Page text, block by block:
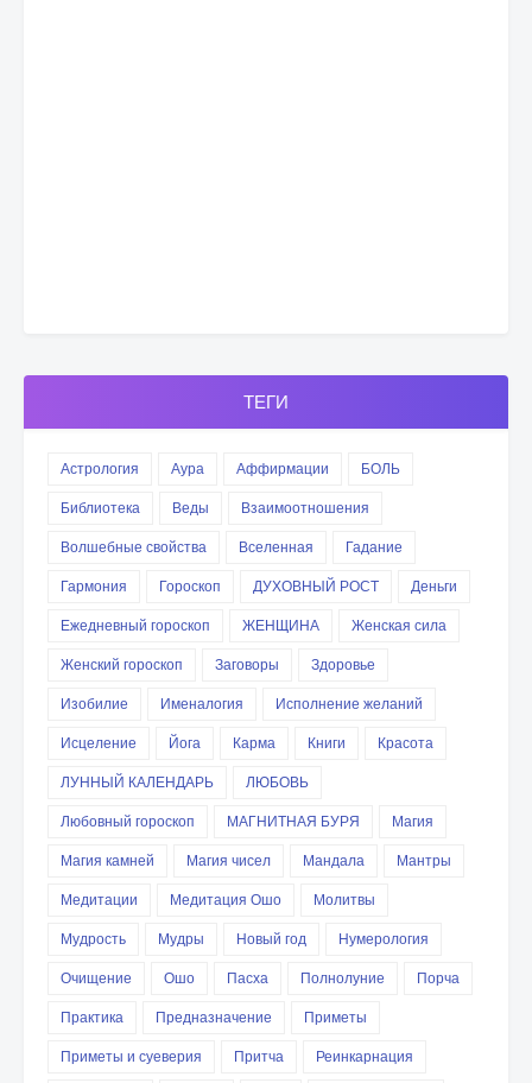
ТЕГИ
Астрология Аура Аффирмации
БОЛЬ
Библиотека
Веды
Взаимоотношения
Волшебные свойства
Вселенная
Гадание
Гармония
Гороскоп ДУХОВНЫЙ РОСТ
Деньги
Ежедневный гороскоп
ЖЕНЩИНА
Женская сила
Женский гороскоп
Заговоры
Здоровье
Изобилие
Именалогия
Исполнение желаний
Исцеление
Йога Карма Книги
Красота
ЛУННЫЙ КАЛЕНДАРЬ
ЛЮБОВЬ
Любовный гороскоп
МАГНИТНАЯ БУРЯ
Магия
Магия камней
Магия чисел Мандала
Мантры
Медитации
Медитация Ошо
Молитвы
Мудрость
Мудры Новый год
Нумерология
Очищение
Ошо Пасха Полнолуние
Порча
Практика
Предназначение
Приметы
Приметы и суеверия
Притча
Реинкарнация